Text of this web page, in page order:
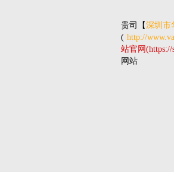
贵司 【深圳市
( http://
站官网(https://
网站